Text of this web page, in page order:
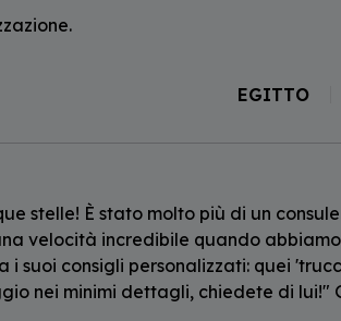
EGITTO
stelle! È stato molto più di un
velocità incredibile quando
suoi consigli personalizzati: quei
nei minimi dettagli, chiedete di lui!"